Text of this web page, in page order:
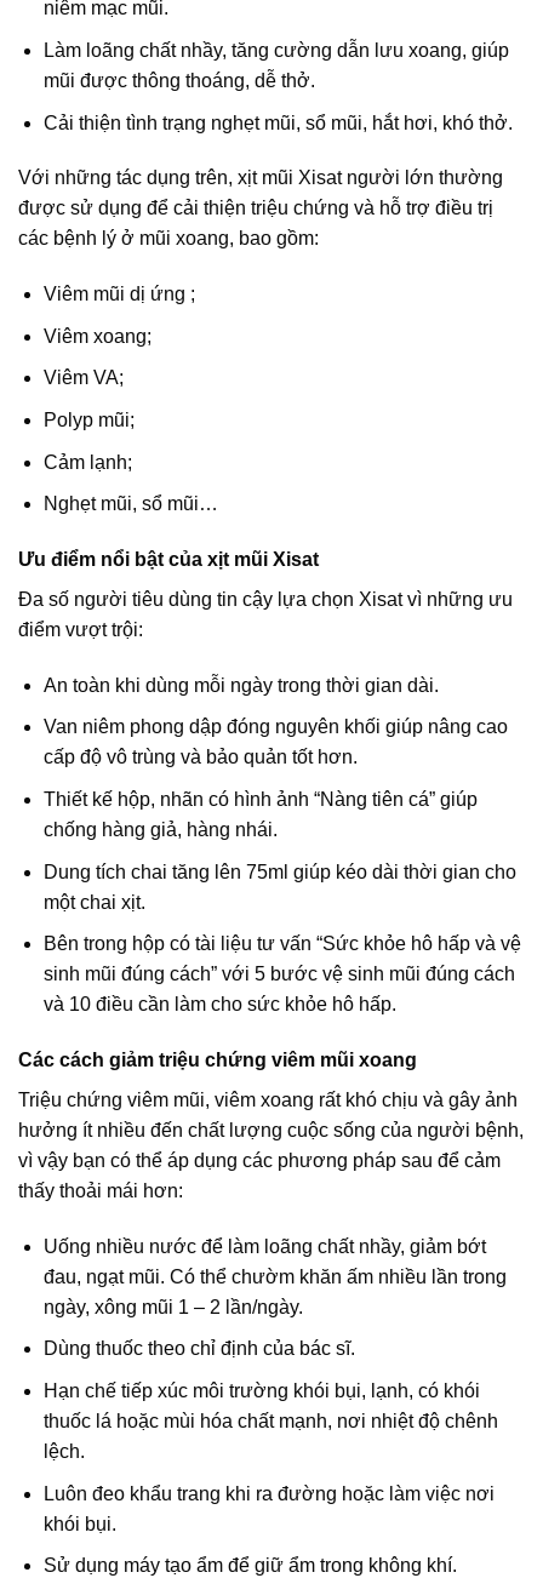
niêm mạc mũi.
Làm loãng chất nhầy, tăng cường dẫn lưu xoang, giúp
mũi được thông thoáng, dễ thở.
Cải thiện tình trạng nghẹt mũi, sổ mũi, hắt hơi, khó thở.
Với những tác dụng trên, xịt mũi Xisat người lớn thường
được sử dụng để cải thiện triệu chứng và hỗ trợ điều trị
các bệnh lý ở mũi xoang, bao gồm:
Viêm mũi dị ứng ;
Viêm xoang;
Viêm VA;
Polyp mũi;
Cảm lạnh;
Nghẹt mũi, sổ mũi…
Ưu điểm nổi bật của xịt mũi Xisat
Đa số người tiêu dùng tin cậy lựa chọn Xisat vì những ưu
điểm vượt trội:
An toàn khi dùng mỗi ngày trong thời gian dài.
Van niêm phong dập đóng nguyên khối giúp nâng cao
cấp độ vô trùng và bảo quản tốt hơn.
Thiết kế hộp, nhãn có hình ảnh “Nàng tiên cá” giúp
chống hàng giả, hàng nhái.
Dung tích chai tăng lên 75ml giúp kéo dài thời gian cho
một chai xịt.
Bên trong hộp có tài liệu tư vấn “Sức khỏe hô hấp và vệ
sinh mũi đúng cách” với 5 bước vệ sinh mũi đúng cách
và 10 điều cần làm cho sức khỏe hô hấp.
Các cách giảm triệu chứng viêm mũi xoang
Triệu chứng viêm mũi, viêm xoang rất khó chịu và gây ảnh
hưởng ít nhiều đến chất lượng cuộc sống của người bệnh,
vì vậy bạn có thể áp dụng các phương pháp sau để cảm
thấy thoải mái hơn:
Uống nhiều nước để làm loãng chất nhầy, giảm bớt
đau, ngạt mũi. Có thể chườm khăn ấm nhiều lần trong
ngày, xông mũi 1 – 2 lần/ngày.
Dùng thuốc theo chỉ định của bác sĩ.
Hạn chế tiếp xúc môi trường khói bụi, lạnh, có khói
thuốc lá hoặc mùi hóa chất mạnh, nơi nhiệt độ chênh
lệch.
Luôn đeo khẩu trang khi ra đường hoặc làm việc nơi
khói bụi.
Sử dụng máy tạo ẩm để giữ ẩm trong không khí.